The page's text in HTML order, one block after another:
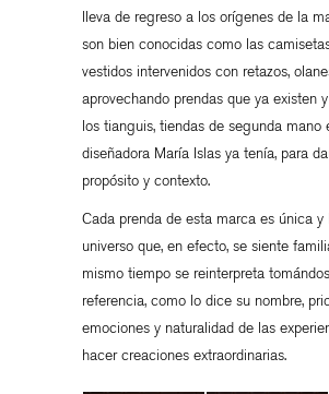
lleva de regreso a los orígenes de la
son bien conocidas como las
vestidos intervenidos con retazos,
aprovechando prendas que ya existen
los tianguis, tiendas de segunda mano
diseñadora María Islas ya tenía, para
propósito y contexto.
Cada prenda de esta marca es única y
universo que, en efecto, se siente
mismo tiempo se reinterpreta
referencia, como lo dice su nombre,
emociones y naturalidad de las
hacer creaciones extraordinarias.